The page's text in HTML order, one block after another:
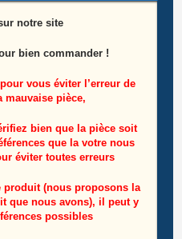
55UB6406
panier
notre site
bien commander !
vous éviter l’erreur de
mauvaise pièce,
bien que la pièce soit
que la votre nous
éviter toutes erreurs
produit (nous proposons la
que nous avons), il peut y
possibles